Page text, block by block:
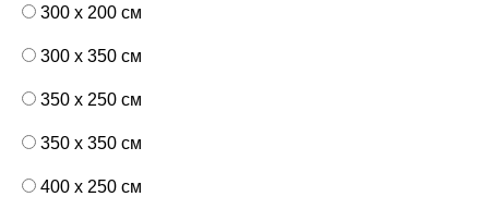
300 x 200 см
300 x 350 см
350 x 250 см
350 x 350 см
400 x 250 см